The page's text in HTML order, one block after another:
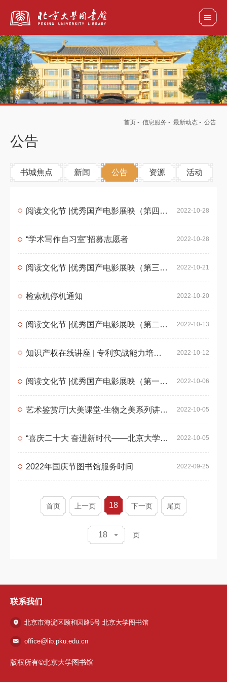
全部资源
首页 - 信息服务 - 最新动态 - 公告
公告
书城焦点 新闻 公告 资源 活动
2022-10-28
阅读文化节 |优秀国产电影展映（第四期）
2022-10-28
“学术写作自习室”招募志愿者
2022-10-21
阅读文化节 |优秀国产电影展映（第三期）
2022-10-20
检索机停机通知
2022-10-13
阅读文化节 |优秀国产电影展映（第二期）
2022-10-12
知识产权在线讲座 | 专利实战能力培训——手把手教你申请专利&专利代理资格考试通关秘籍
2022-10-06
阅读文化节 |优秀国产电影展映（第一期）
2022-10-05
艺术鉴赏厅|大美课堂-生物之美系列讲座第八讲预告
2022-10-05
“喜庆二十大 奋进新时代——北京大学改革发展十年成果图片展”开展
2022-09-25
2022年国庆节图书馆服务时间
首页 上一页 18 下一页 尾页
18 页
联系我们
北京市海淀区颐和园路5号 北京大学图书馆
office@lib.pku.edu.cn
版权所有©北京大学图书馆